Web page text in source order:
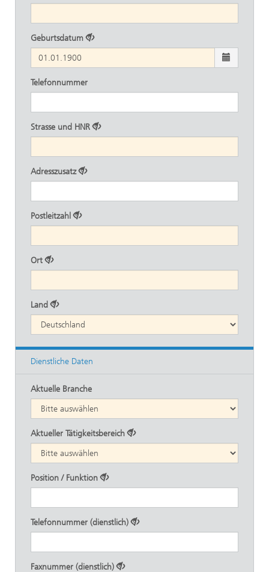
Geburtsdatum
Telefonnummer
Strasse und HNR
Adresszusatz
Postleitzahl
Ort
Land
Dienstliche Daten
Aktuelle Branche
Aktueller Tätigkeitsbereich
Position / Funktion
Telefonnummer (dienstlich)
Faxnummer (dienstlich)